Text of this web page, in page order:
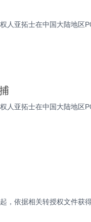
人亚拓士在中国大陆地区
人亚拓士在中国大陆地区
，依据相关转授权文件获